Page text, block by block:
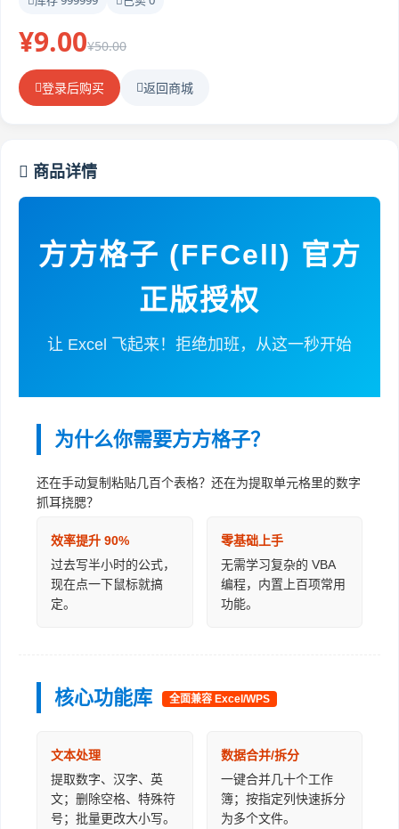
¥9.00¥50.00
登录后购买 返回商城
商品详情
方方格子 (FFCell) 官方
正版授权
让 Excel 飞起来！拒绝加班，从这一秒开始
为什么你需要方方格子？
还在手动复制粘贴几百个表格？还在为提取单元格里的数字
抓耳挠腮？
效率提升 90%
过去写半小时的公式，
现在点一下鼠标就搞
定。
零基础上手
无需学习复杂的 VBA
编程，内置上百项常用
功能。
核心功能库 全面兼容 Excel/WPS
文本处理
提取数字、汉字、英
文；删除空格、特殊符
号；批量更改大小写。
数据合并/拆分
一键合并几十个工作
簿；按指定列快速拆分
为多个文件。